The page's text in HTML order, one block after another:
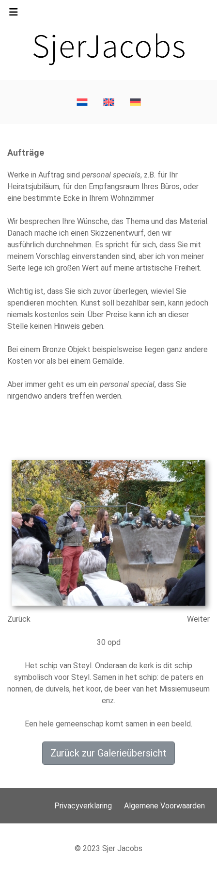
Aufträge
Werke in Auftrag sind personal specials, z.B. für Ihr
Heiratsjubiläum, für den Empfangsraum Ihres Büros, oder
eine bestimmte Ecke in Ihrem Wohnzimmer
Wir besprechen Ihre Wünsche, das Thema und das Material.
Danach mache ich einen Skizzenentwurf, den wir
ausführlich durchnehmen. Es spricht für sich, dass Sie mit
meinem Vorschlag einverstanden sind, aber ich von meiner
Seite lege ich großen Wert auf meine artistische Freiheit.
Wichtig ist, dass Sie sich zuvor überlegen, wieviel Sie
spendieren möchten. Kunst soll bezahlbar sein, kann jedoch
niemals kostenlos sein. Über Preise kann ich an dieser
Stelle keinen Hinweis geben.
Bei einem Bronze Objekt beispielsweise liegen ganz andere
Kosten vor als bei einem Gemälde.
Aber immer geht es um ein personal special, dass Sie
nirgendwo anders treffen werden.
Zurück Weiter
30 opd
Het schip van Steyl. Onderaan de kerk is dit schip
symbolisch voor Steyl. Samen in het schip: de paters en
nonnen, de duivels, het koor, de beer van het Missiemuseum
enz.
Een hele gemeenschap komt samen in een beeld.
Zurück zur Galerieübersicht
Privacyverklaring Algemene Voorwaarden
© 2023 Sjer Jacobs